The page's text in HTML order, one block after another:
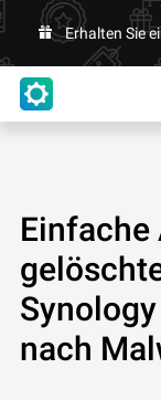
Erhalten Sie
Einfache
nach